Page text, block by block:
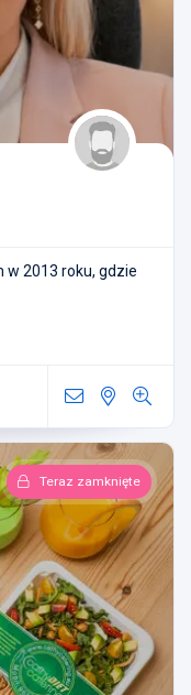
w 2013 roku, gdzie
Teraz zamknięte